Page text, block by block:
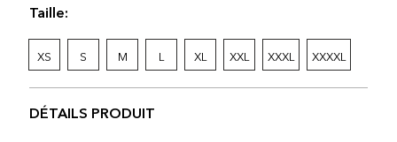
Taille:
XS S M L XL XXL XXXL XXXXL
DÉTAILS PRODUIT